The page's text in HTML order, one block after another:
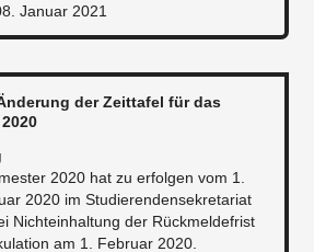
Januar 2021
der Zeittafel für das
2020 hat zu erfolgen vom 1.
2020 im Studierendensekretariat
Nichteinhaltung der Rückmeldefrist
am 1. Februar 2020.​